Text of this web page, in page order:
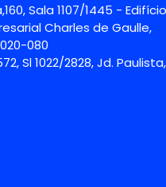
Sala 1107/1445 - Edifício
Charles de Gaulle,
080
Sl 1022/2828, Jd. Paulista,